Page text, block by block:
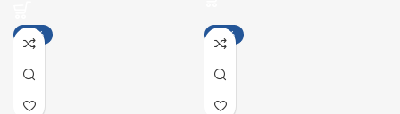
-46% -17%